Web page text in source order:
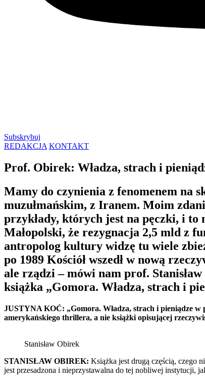
Subskrybuj
REDAKCJA KONTAKT
Prof. Obirek: Władza, strach i
Mamy do czynienia z fenomenem na
muzułmańskim, z Iranem. Moim
przykłady, których jest na pęczki, i to
Małopolski, że rezygnacja 2,5 mld z
antropolog kultury widzę tu wiele
po 1989 Kościół wszedł w nową
ale rządzi – mówi nam prof.
książka „Gomora. Władza, strach i
JUSTYNA KOĆ: „Gomora. Władza, strach i pieniądze
amerykańskiego thrillera, a nie książki opisującej
Stanisław Obirek
STANISŁAW OBIREK: Książka jest drugą częścią, czego
jest przesadzona i nieprzystawalna do tej nobliwej instytucji,